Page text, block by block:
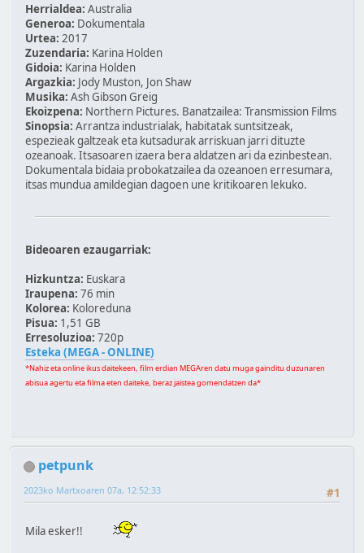
Herrialdea: Australia
Generoa: Dokumentala
Urtea: 2017
Zuzendaria: Karina Holden
Gidoia: Karina Holden
Argazkia: Jody Muston, Jon Shaw
Musika: Ash Gibson Greig
Ekoizpena: Northern Pictures. Banatzailea: Transmission Films
Sinopsia: Arrantza industrialak, habitatak suntsitzeak,
espezieak galtzeak eta kutsadurak arriskuan jarri dituzte
ozeanoak. Itsasoaren izaera bera aldatzen ari da ezinbestean.
Dokumentala bidaia probokatzailea da ozeanoen erresumara,
itsas mundua amildegian dagoen une kritikoaren lekuko.
Bideoaren ezaugarriak:
Hizkuntza: Euskara
Iraupena: 76 min
Kolorea: Koloreduna
Pisua: 1,51 GB
Erresoluzioa: 720p
Esteka (MEGA - ONLINE)
*Nahiz eta online ikus daitekeen, film erdian MEGAren datu muga gainditu duzunaren
abisua agertu eta filma eten daiteke, beraz jaistea gomendatzen da*
petpunk
#1
2023ko Martxoaren 07a, 12:52:33
Mila esker!!